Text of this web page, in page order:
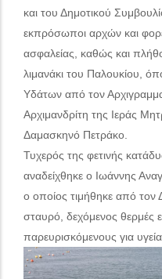
και του Δημοτικού
εκπρόσωποι αρχών και
ασφαλείας, καθώς και
λιμανάκι του Παλουκίου,
Υδάτων από τον
Αρχιμανδρίτη της Ιεράς
Δαμασκηνό Πετράκο.
Τυχερός της φετινής
αναδείχθηκε ο Ιωάννης
ο οποίος τιμήθηκε από
σταυρό, δεχόμενος θερμές
παρευρισκόμενους για